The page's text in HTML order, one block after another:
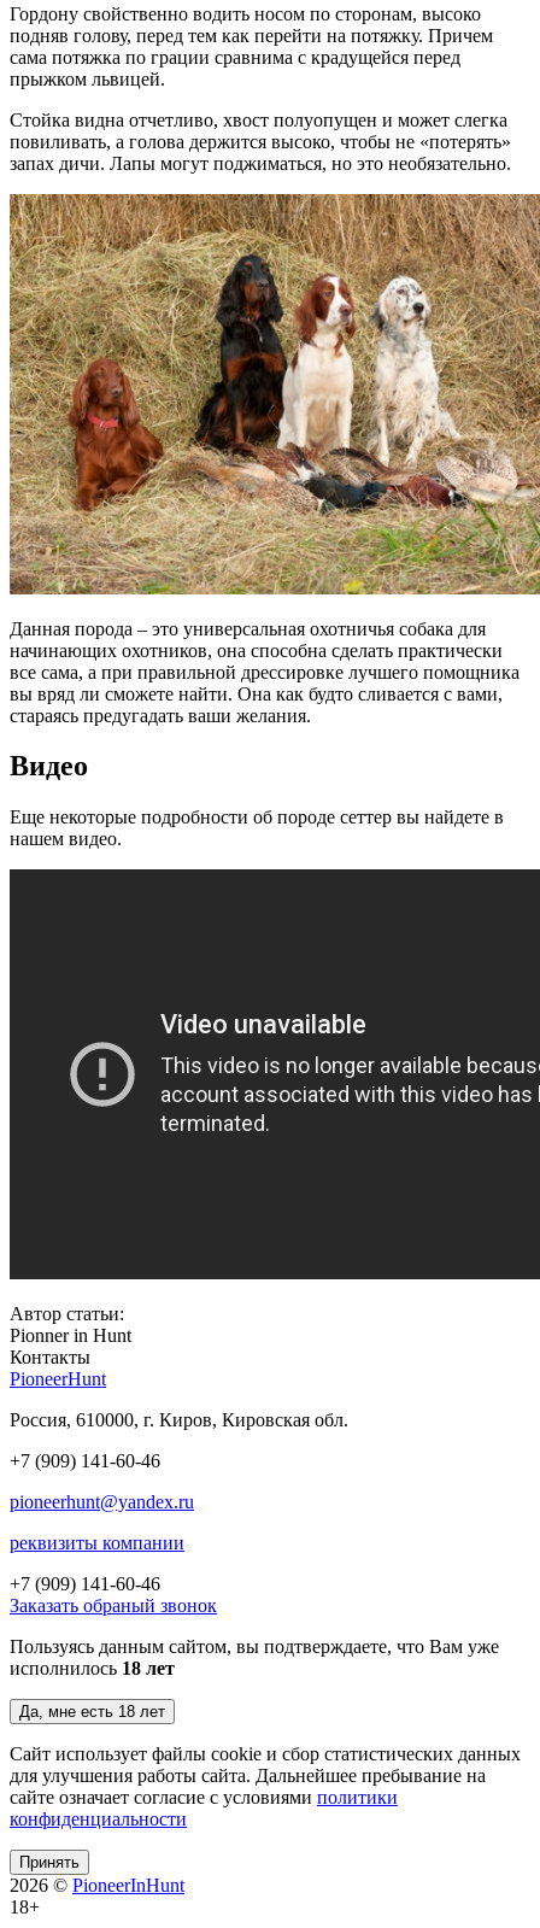
Гордону свойственно водить носом по сторонам, высоко
подняв голову, перед тем как перейти на потяжку. Причем
сама потяжка по грации сравнима с крадущейся перед
прыжком львицей.
Стойка видна отчетливо, хвост полуопущен и может слегка
повиливать, а голова держится высоко, чтобы не «потерять»
запах дичи. Лапы могут поджиматься, но это необязательно.
Данная порода – это универсальная охотничья собака для
начинающих охотников, она способна сделать практически
все сама, а при правильной дрессировке лучшего помощника
вы вряд ли сможете найти. Она как будто сливается с вами,
стараясь предугадать ваши желания.
Видео
Еще некоторые подробности об породе сеттер вы найдете в
нашем видео.
Автор статьи:
Pionner in Hunt
Контакты
PioneerHunt
Россия, 610000, г. Киров, Кировская обл.
+7 (909) 141-60-46
pioneerhunt@yandex.ru
реквизиты компании
+7 (909) 141-60-46
Заказать обраный звонок
Пользуясь данным сайтом, вы подтверждаете, что Вам уже
исполнилось 18 лет
Да, мне есть 18 лет
Сайт использует файлы cookie и сбор статистических данных
для улучшения работы сайта. Дальнейшее пребывание на
сайте означает согласие с условиями политики
конфиденциальности
Принять
2026 © PioneerInHunt
18+